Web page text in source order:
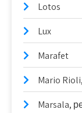
Lotos
Lux
Marafet
Mario
Marsala,